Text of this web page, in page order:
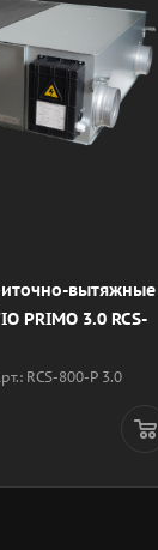
вытяжные
PRIMO 3.0 RCS-
RCS-800-P 3.0